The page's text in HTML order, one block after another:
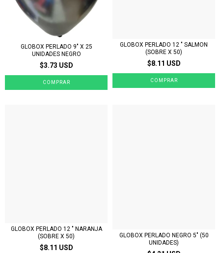
GLOBOX PERLADO 9" X 25
UNIDADES NEGRO
$3.73 USD
GLOBOX PERLADO 12 " SALMON
(SOBRE X 50)
$8.11 USD
GLOBOX PERLADO 12 " NARANJA
(SOBRE X 50)
$8.11 USD
GLOBOX PERLADO NEGRO 5" (50
UNIDADES)